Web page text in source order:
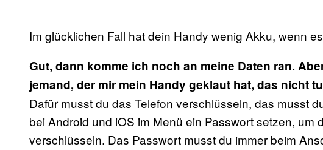
Im glücklichen Fall hat dein Handy wenig Akku, wenn
Gut, dann komme ich noch an meine Daten ran.
jemand, der mir mein Handy geklaut hat, das nicht
Dafür musst du das Telefon verschlüsseln, das musst
bei Android und iOS im Menü ein Passwort setzen, um
verschlüsseln. Das Passwort musst du immer beim